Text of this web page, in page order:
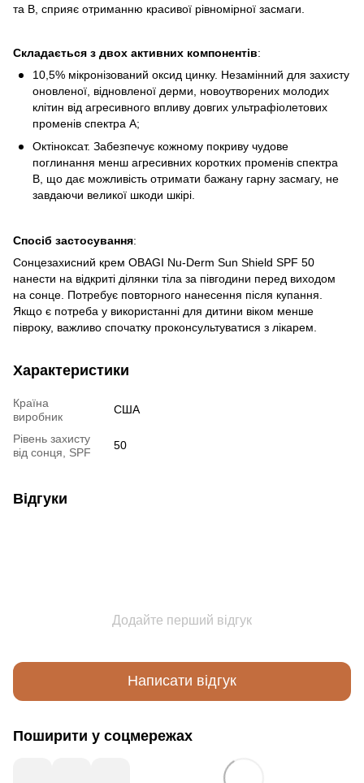
та В, сприяє отриманню красивої рівномірної засмаги.
Складається з двох активних компонентів:
10,5% мікронізований оксид цинку. Незамінний для захисту
оновленої, відновленої дерми, новоутворених молодих
клітин від агресивного впливу довгих ультрафіолетових
променів спектра А;
Октіноксат. Забезпечує кожному покриву чудове
поглинання менш агресивних коротких променів спектра
В, що дає можливість отримати бажану гарну засмагу, не
завдаючи великої шкоди шкірі.
Спосіб застосування:
Сонцезахисний крем OBAGI Nu-Derm Sun Shield SPF 50
нанести на відкриті ділянки тіла за півгодини перед виходом
на сонце. Потребує повторного нанесення після купання.
Якщо є потреба у використанні для дитини віком менше
півроку, важливо спочатку проконсультуватися з лікарем.
Характеристики
Країна
виробник
США
Рівень захисту
від сонця, SPF
50
Відгуки
Додайте перший відгук
Написати відгук
Поширити у соцмережах